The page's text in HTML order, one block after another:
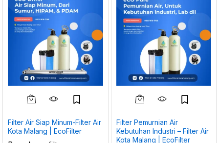
Filter Air Siap Minum-Filter Air
Kota Malang | EcoFilter
Filter Pemurnian Air
Kebutuhan Industri – Filter Air
Kota Malang | EcoFilter